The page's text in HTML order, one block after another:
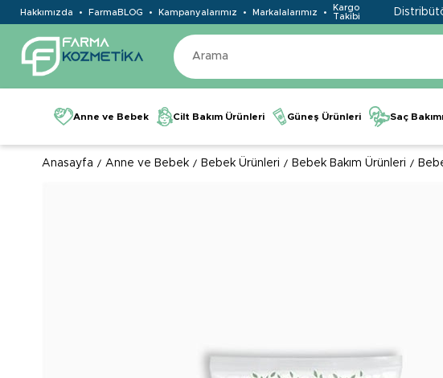
Hakkımızda FarmaBLOG Kampanyalarımız Markalalarımız
Kargo
Takibi
Anne ve Bebek Cilt Bakım Ürünleri Güneş Ürünleri Saç Bakımı
Anasayfa Anne ve Bebek Bebek Ürünleri Bebek Bakım Ürünleri